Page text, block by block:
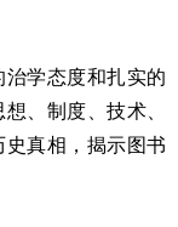
学态度和扎实的
、制度、技术、
真相，揭示图书